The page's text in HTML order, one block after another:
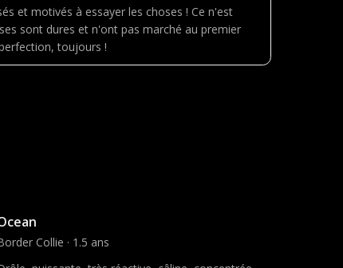
et motivés à essayer les choses ! Ce n'est
sont dures et n'ont pas marché au premier
toujours !
Collie · 1.5 ans